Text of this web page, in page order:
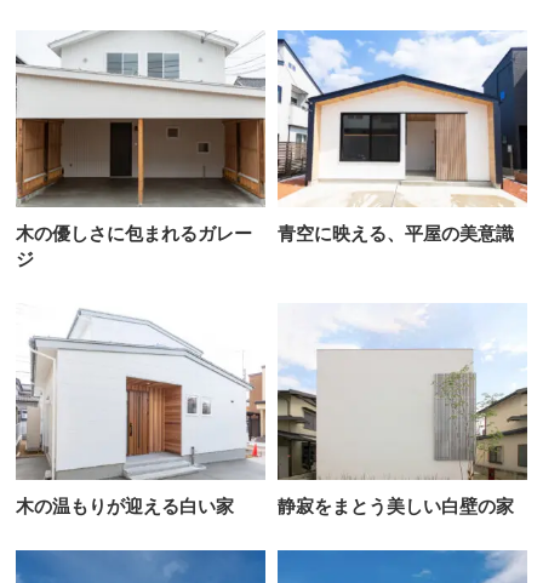
木の優しさに包まれるガレー
ジ
青空に映える、平屋の美意識
木の温もりが迎える白い家 静寂をまとう美しい白壁の家